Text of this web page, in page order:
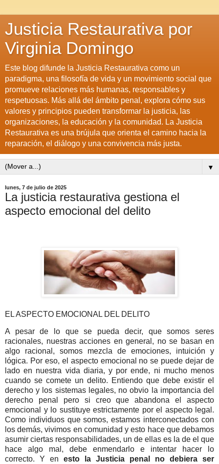
Justicia Restaurativa por
Virginia Domingo
Este blog difunde la Justicia Restaurativa como un
paradigma, una filosofía de vida y un movimiento social que
promueve relaciones más humanas, responsables y
respetuosas. Más allá del ámbito penal, explora cómo sus
valores y principios pueden transformar la justicia, las
organizaciones, la educación y la comunidad. La Justicia
Restaurativa es una brújula que orienta el camino hacia la
reparación, el diálogo y una convivencia más justa.
▼
lunes, 7 de julio de 2025
La justicia restaurativa gestiona el
aspecto emocional del delito
EL ASPECTO EMOCIONAL DEL DELITO
A pesar de lo que se pueda decir, que somos seres
racionales, nuestras acciones en general, no se basan en
algo racional, somos mezcla de emociones, intuición y
lógica. Por eso, el aspecto emocional no se puede dejar de
lado en nuestra vida diaria, y por ende, ni mucho menos
cuando se comete un delito. Entiendo que debe existir el
derecho y los sistemas legales, no obvio la importancia del
derecho penal pero si creo que abandona el aspecto
emocional y lo sustituye estrictamente por el aspecto legal.
Como individuos que somos, estamos interconectados con
los demás, vivimos en comunidad y esto hace que debamos
asumir ciertas responsabilidades, un de ellas es la de el que
hace algo mal, debe enmendarlo e intentar hacer lo
correcto. Y en esto la Justicia penal no debiera ser